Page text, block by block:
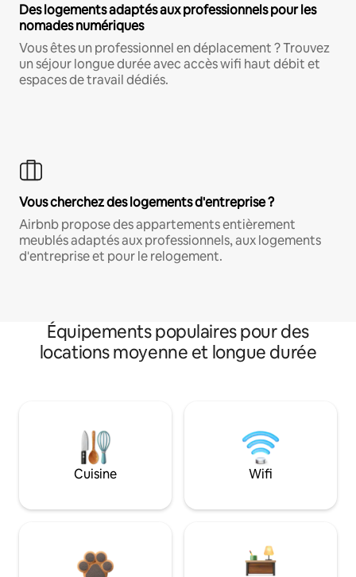
Des logements adaptés aux professionnels pour les
nomades numériques
Vous êtes un professionnel en déplacement ? Trouvez
un séjour longue durée avec accès wifi haut débit et
espaces de travail dédiés.
Vous cherchez des logements d'entreprise ?
Airbnb propose des appartements entièrement
meublés adaptés aux professionnels, aux logements
d'entreprise et pour le relogement.
Équipements populaires pour des
locations moyenne et longue durée
Cuisine Wifi